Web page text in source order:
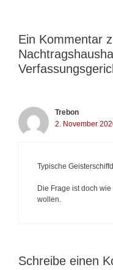
n
ö
r
t
e
a
g
s
-
g
a
Ein Kommentar
Trebon
2. November
Typische
Die Frage ist doch
wollen.
Schreibe einen